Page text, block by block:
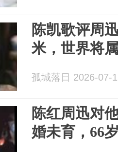
陈凯歌评周
米，世界将
孤城落日 2026-07-
陈红周迅对
婚未育，66